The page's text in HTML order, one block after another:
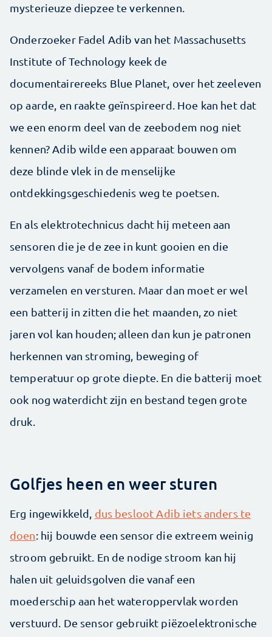
mysterieuze diepzee te verkennen.
Onderzoeker Fadel Adib van het Massachusetts
Institute of Technology keek de
documentairereeks Blue Planet, over het zeeleven
op aarde, en raakte geïnspireerd. Hoe kan het dat
we een enorm deel van de zeebodem nog niet
kennen? Adib wilde een apparaat bouwen om
deze blinde vlek in de menselijke
ontdekkingsgeschiedenis weg te poetsen.
En als elektrotechnicus dacht hij meteen aan
sensoren die je de zee in kunt gooien en die
vervolgens vanaf de bodem informatie
verzamelen en versturen. Maar dan moet er wel
een batterij in zitten die het maanden, zo niet
jaren vol kan houden; alleen dan kun je patronen
herkennen van stroming, beweging of
temperatuur op grote diepte. En die batterij moet
ook nog waterdicht zijn en bestand tegen grote
druk.
Golfjes heen en weer sturen
Erg ingewikkeld, dus besloot Adib iets anders te
doen: hij bouwde een sensor die extreem weinig
stroom gebruikt. En de nodige stroom kan hij
halen uit geluidsgolven die vanaf een
moederschip aan het wateroppervlak worden
verstuurd. De sensor gebruikt piëzoelektronische